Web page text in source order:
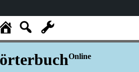
Online